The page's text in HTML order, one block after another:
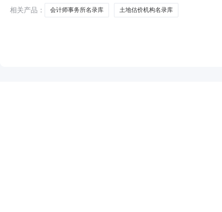
相关产品：
会计师事务所名录库 土地估价机构名录库